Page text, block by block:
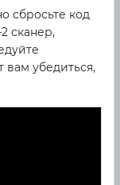
сбросьте код
сканер,
вам убедиться,